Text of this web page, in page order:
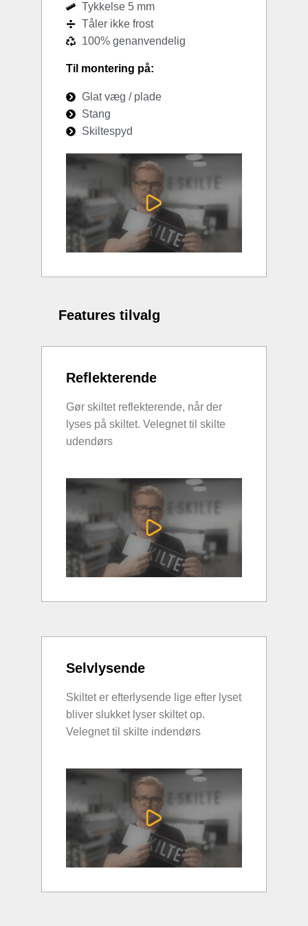
Tykkelse 5 mm
Tåler ikke frost
100% genanvendelig
Til montering på:
Glat væg / plade
Stang
Skiltespyd
Features tilvalg
Reflekterende
Gør skiltet reflekterende, når der
lyses på skiltet. Velegnet til skilte
udendørs
Selvlysende
Skiltet er efterlysende lige efter lyset
bliver slukket lyser skiltet op.
Velegnet til skilte indendørs